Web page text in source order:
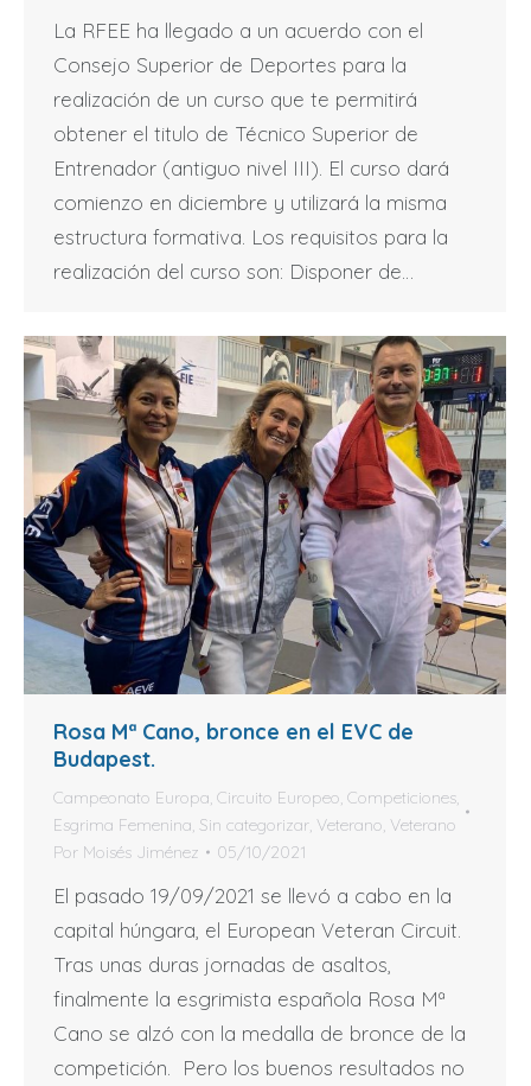
La RFEE ha llegado a un acuerdo con el
Consejo Superior de Deportes para la
realización de un curso que te permitirá
obtener el titulo de Técnico Superior de
Entrenador (antiguo nivel III). El curso dará
comienzo en diciembre y utilizará la misma
estructura formativa. Los requisitos para la
realización del curso son: Disponer de…
Rosa Mª Cano, bronce en el EVC de
Budapest.
Campeonato Europa, Circuito Europeo, Competiciones,
Esgrima Femenina, Sin categorizar, Veterano, Veterano
Por Moisés Jiménez 05/10/2021
El pasado 19/09/2021 se llevó a cabo en la
capital húngara, el European Veteran Circuit.
Tras unas duras jornadas de asaltos,
finalmente la esgrimista española Rosa Mª
Cano se alzó con la medalla de bronce de la
competición. Pero los buenos resultados no